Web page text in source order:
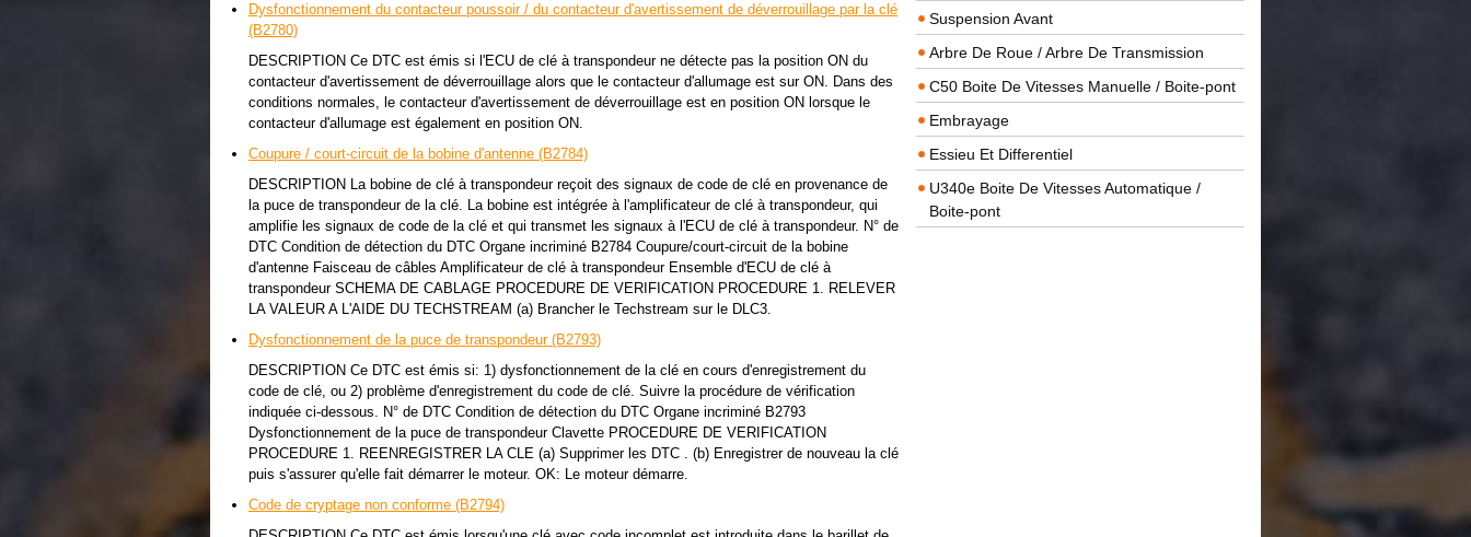
Dysfonctionnement du contacteur poussoir / du contacteur d'avertissement de déverrouillage par la clé
(B2780)
DESCRIPTION Ce DTC est émis si l'ECU de clé à transpondeur ne détecte pas la position ON du
contacteur d'avertissement de déverrouillage alors que le contacteur d'allumage est sur ON. Dans des
conditions normales, le contacteur d'avertissement de déverrouillage est en position ON lorsque le
contacteur d'allumage est également en position ON.
Coupure / court-circuit de la bobine d'antenne (B2784)
DESCRIPTION La bobine de clé à transpondeur reçoit des signaux de code de clé en provenance de
la puce de transpondeur de la clé. La bobine est intégrée à l'amplificateur de clé à transpondeur, qui
amplifie les signaux de code de la clé et qui transmet les signaux à l'ECU de clé à transpondeur. N° de
DTC Condition de détection du DTC Organe incriminé B2784 Coupure/court-circuit de la bobine
d'antenne Faisceau de câbles Amplificateur de clé à transpondeur Ensemble d'ECU de clé à
transpondeur SCHEMA DE CABLAGE PROCEDURE DE VERIFICATION PROCEDURE 1. RELEVER
LA VALEUR A L'AIDE DU TECHSTREAM (a) Brancher le Techstream sur le DLC3.
Dysfonctionnement de la puce de transpondeur (B2793)
DESCRIPTION Ce DTC est émis si: 1) dysfonctionnement de la clé en cours d'enregistrement du
code de clé, ou 2) problème d'enregistrement du code de clé. Suivre la procédure de vérification
indiquée ci-dessous. N° de DTC Condition de détection du DTC Organe incriminé B2793
Dysfonctionnement de la puce de transpondeur Clavette PROCEDURE DE VERIFICATION
PROCEDURE 1. REENREGISTRER LA CLE (a) Supprimer les DTC . (b) Enregistrer de nouveau la clé
puis s'assurer qu'elle fait démarrer le moteur. OK: Le moteur démarre.
Code de cryptage non conforme (B2794)
Suspension Avant
Arbre De Roue / Arbre De Transmission
C50 Boite De Vitesses Manuelle / Boite-pont
Embrayage
Essieu Et Differentiel
U340e Boite De Vitesses Automatique /
Boite-pont